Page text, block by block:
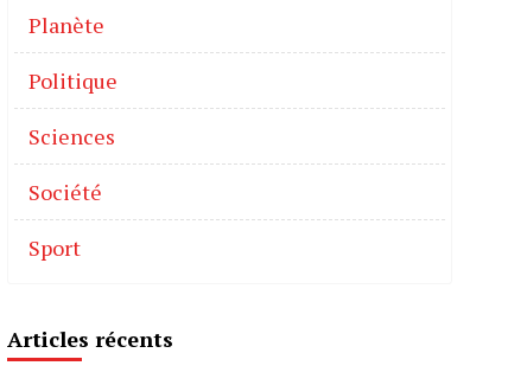
Planète
Politique
Sciences
Société
Sport
Articles récents